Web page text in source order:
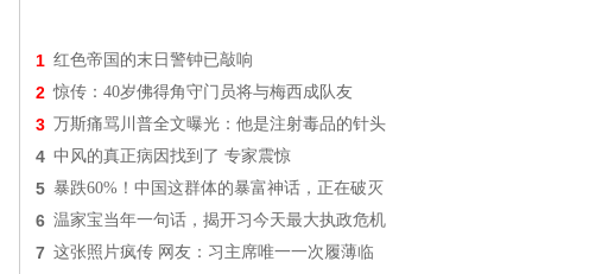
1 红色帝国的末日警钟已敲响
2 惊传：40岁佛得角守门员将与梅西成队友
3 万斯痛骂川普全文曝光：他是注射毒品的针头
4 中风的真正病因找到了 专家震惊
5 暴跌60%！中国这群体的暴富神话，正在破灭
6 温家宝当年一句话，揭开习今天最大执政危机
7 这张照片疯传 网友：习主席唯一一次履薄临